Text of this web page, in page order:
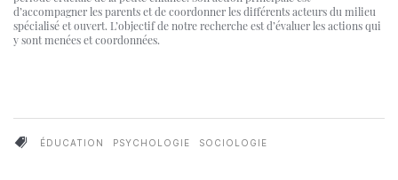
d’accompagner les parents et de coordonner les différents acteurs du milieu
spécialisé et ouvert. L’objectif de notre recherche est d’évaluer les actions qui
y sont menées et coordonnées.
ÉDUCATION PSYCHOLOGIE SOCIOLOGIE